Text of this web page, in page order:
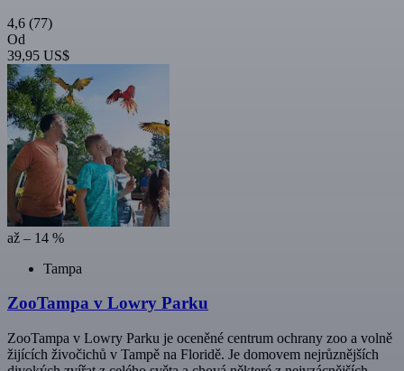
4,6 (77)
Od
39,95 US$
až – 14 %
Tampa
ZooTampa v Lowry Parku
ZooTampa v Lowry Parku je oceněné centrum ochrany zoo a volně
žijících živočichů v Tampě na Floridě. Je domovem nejrůznějších